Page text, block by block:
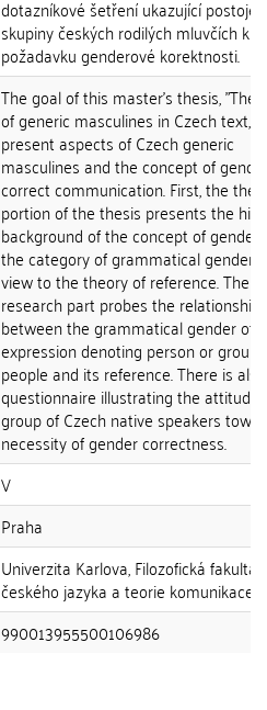
dotazníkové šetření ukazující postoje
skupiny českých rodilých mluvčích k
požadavku genderové korektnosti.
The goal of this master's thesis, "The
of generic masculines in Czech text,"
present aspects of Czech generic
masculines and the concept of
correct communication. First, the
portion of the thesis presents the
background of the concept of gender
the category of grammatical gender
view to the theory of reference. The
research part probes the relationships
between the grammatical gender of
expression denoting person or group
people and its reference. There is
questionnaire illustrating the
group of Czech native speakers
necessity of gender correctness.
V
Praha
Univerzita Karlova, Filozofická fakulta,
českého jazyka a teorie komunikace
990013955500106986